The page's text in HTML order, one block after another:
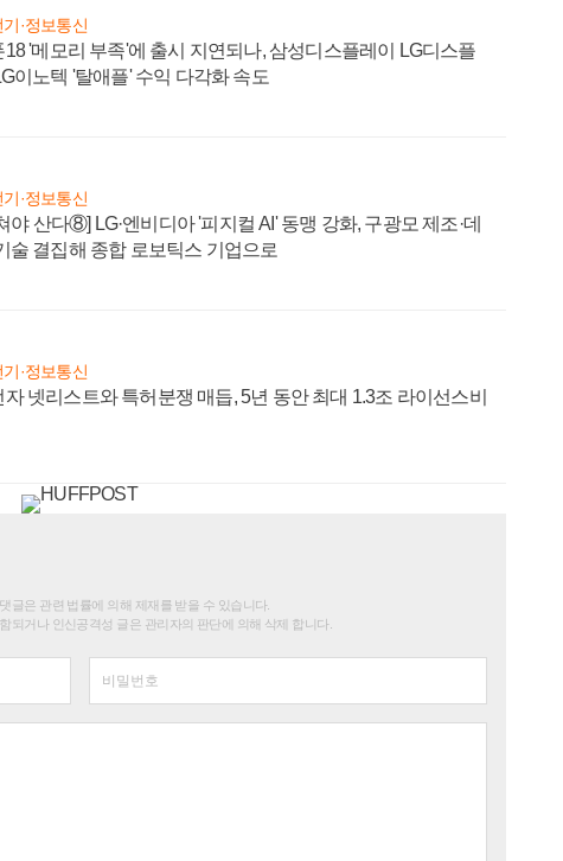
기·정보통신
18 '메모리 부족'에 출시 지연되나, 삼성디스플레이 LG디스플
이노텍 '탈애플' 수익 다각화 속도
기·정보통신
야 산다⑧] LG·엔비디아 '피지컬 AI' 동맹 강화, 구광모 제조·데
술 결집해 종합 로보틱스 기업으로
기·정보통신
자 넷리스트와 특허분쟁 매듭, 5년 동안 최대 1.3조 라이선스비
글은 관련 법률에 의해 제재를 받을 수 있습니다.
되거나 인신공격성 글은 관리자의 판단에 의해 삭제 합니다.